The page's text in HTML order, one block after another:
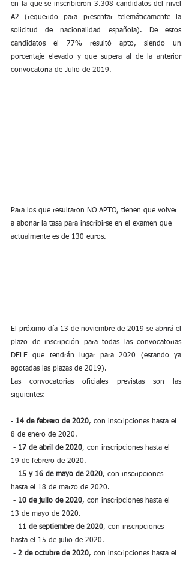
en la que se inscribieron 3.308 candidatos del nivel
A2 (requerido para presentar telemáticamente la
solicitud de nacionalidad española). De estos
candidatos el 77% resultó apto, siendo un
porcentaje elevado y que supera al de la anterior
convocatoria de Julio de 2019.
Para los que resultaron NO APTO, tienen que volver
a abonar la tasa para inscribirse en el examen que
actualmente es de 130 euros.
El próximo día 13 de noviembre de 2019 se abrirá el
plazo de inscripción para todas las convocatorias
DELE que tendrán lugar para 2020 (estando ya
agotadas las plazas de 2019).
Las convocatorias oficiales previstas son las
siguientes:
- 14 de febrero de 2020, con inscripciones hasta el
8 de enero de 2020.
- 17 de abril de 2020, con inscripciones hasta el
19 de febrero de 2020.
- 15 y 16 de mayo de 2020, con inscripciones
hasta el 18 de marzo de 2020.
- 10 de julio de 2020, con inscripciones hasta el
13 de mayo de 2020.
- 11 de septiembre de 2020, con inscripciones
hasta el 15 de julio de 2020.
- 2 de octubre de 2020, con inscripciones hasta el